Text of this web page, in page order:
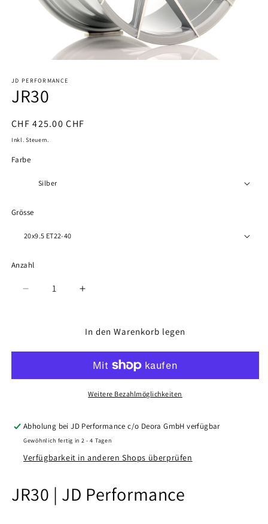
in
Modal
öffnen
JD PERFORMANCE
JR30
Normaler
Preis
CHF 425.00 CHF
Inkl. Steuern.
Farbe
Grösse
Anzahl
Anzahl
Verringere
Erhöhe
für
In den Warenkorb legen
Weitere Bezahlmöglichkeiten
Abholung beiJD Performance c/o Deora GmbH verfügbar
Gewöhnlich fertig in 2 - 4 Tagen
Verfügbarkeit in anderen Shops überprüfen
JR30 | JD Performance